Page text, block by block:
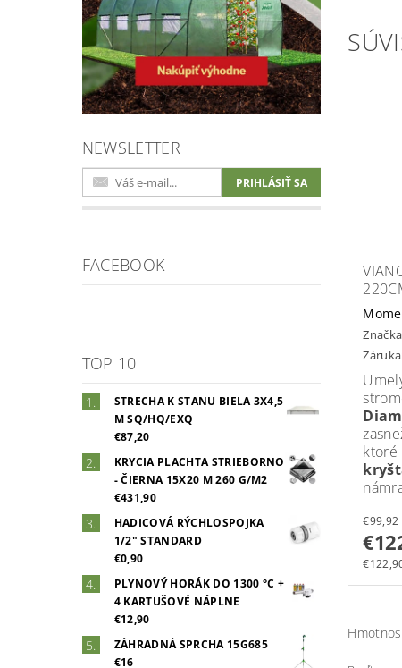
NEWSLETTER
FACEBOOK
TOP 10
STRECHA K STANU BIELA 3X4,5
M SQ/HQ/EXQ
€87,20
KRYCIA PLACHTA STRIEBORNO
- ČIERNA 15X20 M 260 G/M2
€431,90
HADICOVÁ RÝCHLOSPOJKA
1/2" STANDARD
€0,90
PLYNOVÝ HORÁK DO 1300 °C +
4 KARTUŠOVÉ NÁPLNE
€12,90
ZÁHRADNÁ SPRCHA 15G685
€16